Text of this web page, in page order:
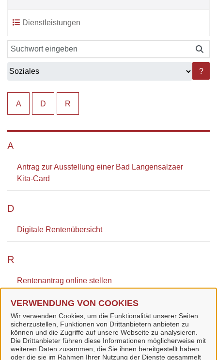
VERWENDUNG VON COOKIES
Wir verwenden Cookies, um die Funktionalität unserer Seiten
sicherzustellen, Funktionen von Drittanbietern anbieten zu
können und die Zugriffe auf unsere Webseite zu analysieren.
Die Drittanbieter führen diese Informationen möglicherweise mit
weiteren Daten zusammen, die Sie ihnen bereitgestellt haben
oder die sie im Rahmen Ihrer Nutzung der Dienste gesammelt
Dienstleistungen
?
A D R
A
Antrag zur Ausstellung einer Bad Langensalzaer
Kita-Card
D
Digitale Rentenübersicht
R
Rentenantrag online stellen
Rentenversicherungsunterlagen anfordern